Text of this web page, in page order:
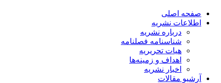
صفحه اصلی
اطلاعات نشریه
درباره نشریه
شناسنامه فصلنامه
هیات تحریریه
اهداف و زمینه‌ها
اخبار نشریه
آرشیو مقالات